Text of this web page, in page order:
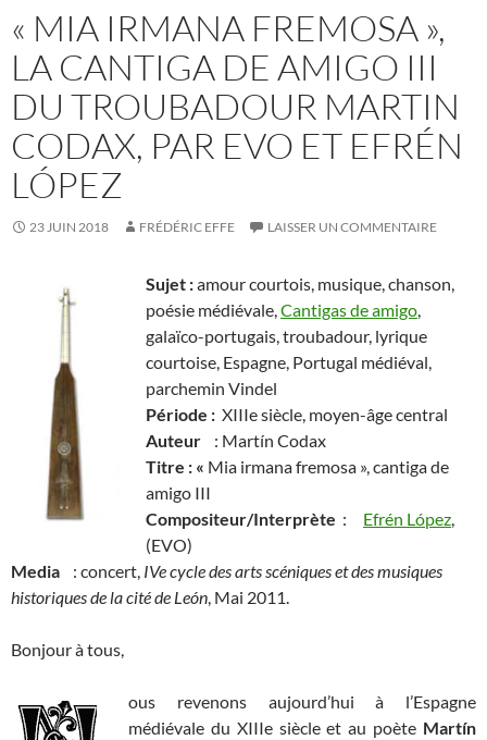
« MIA IRMANA FREMOSA »,
LA CANTIGA DE AMIGO III
DU TROUBADOUR MARTIN
CODAX, PAR EVO ET EFRÉN
LÓPEZ
23 JUIN 2018 FRÉDÉRIC EFFE LAISSER UN COMMENTAIRE
Sujet :amour courtois, musique, chanson,
poésie médiévale,Cantigas de amigo,
galaïco-portugais, troubadour, lyrique
courtoise, Espagne, Portugal médiéval,
parchemin Vindel
Période : XIIIe siècle, moyen-âge central
Auteur
: Martín Codax
Titre : « Mia irmana fremosa », cantiga de
amigo III
Compositeur/Interprète : Efrén López,
(EVO)
Media
: concert, IVe cycle des arts scéniques et des musiques
historiques de la cité de León, Mai 2011.
Bonjour à tous,
ous revenons aujourd’hui à l’Espagne
médiévale du XIIIe siècle et au poète Martín